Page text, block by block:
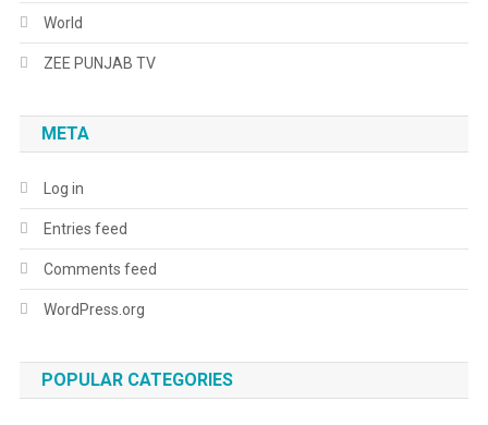
World
ZEE PUNJAB TV
META
Log in
Entries feed
Comments feed
WordPress.org
POPULAR CATEGORIES